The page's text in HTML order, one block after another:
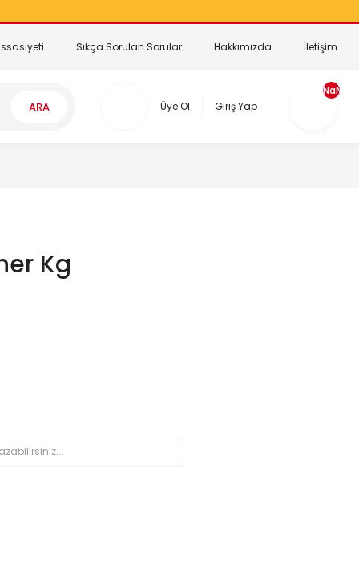
Sıkça Sorulan Sorular Hakkımızda İletişim
ARA Üye Ol Giriş Yap
NaN
Kg